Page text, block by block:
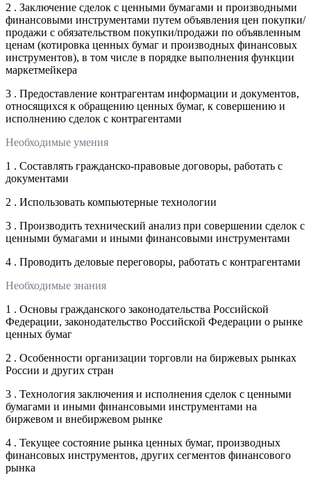
2 . Заключение сделок с ценными бумагами и производными
финансовыми инструментами путем объявления цен покупки/
продажи с обязательством покупки/продажи по объявленным
ценам (котировка ценных бумаг и производных финансовых
инструментов), в том числе в порядке выполнения функции
маркетмейкера
3 . Предоставление контрагентам информации и документов,
относящихся к обращению ценных бумаг, к совершению и
исполнению сделок с контрагентами
Необходимые умения
1 . Составлять гражданско-правовые договоры, работать с
документами
2 . Использовать компьютерные технологии
3 . Производить технический анализ при совершении сделок с
ценными бумагами и иными финансовыми инструментами
4 . Проводить деловые переговоры, работать с контрагентами
Необходимые знания
1 . Основы гражданского законодательства Российской
Федерации, законодательство Российской Федерации о рынке
ценных бумаг
2 . Особенности организации торговли на биржевых рынках
России и других стран
3 . Технология заключения и исполнения сделок с ценными
бумагами и иными финансовыми инструментами на
биржевом и внебиржевом рынке
4 . Текущее состояние рынка ценных бумаг, производных
финансовых инструментов, других сегментов финансового
рынка